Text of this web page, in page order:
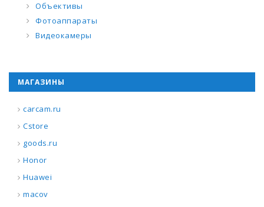
Объективы
Фотоаппараты
Видеокамеры
МАГАЗИНЫ
carcam.ru
Cstore
goods.ru
Honor
Huawei
macov